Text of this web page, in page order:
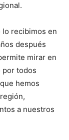
lo recibimos en
después
mirar en
por todos
hemos
a nuestros